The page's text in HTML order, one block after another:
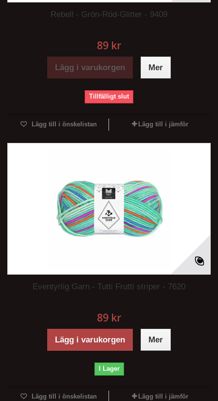
Rebell - Grön-Röd-Glitter - 9409
89 kr
Lägg i varukorgen Mer
Tillfälligt slut
Lägg till i önskelistan Lägg till i jämför
Eventyrlig Garn - Tutti Frutti striper - 7620
89 kr
Lägg i varukorgen Mer
I Lager
Lägg till i önskelistan Lägg till i jämför